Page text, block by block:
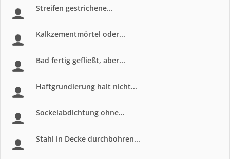
Streifen gestrichene...
Kalkzementmörtel oder...
Bad fertig gefließt, aber...
Haftgrundierung halt nicht...
Sockelabdichtung ohne...
Stahl in Decke durchbohren...